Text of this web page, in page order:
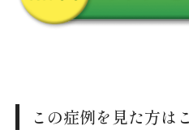
この症例を見た方は